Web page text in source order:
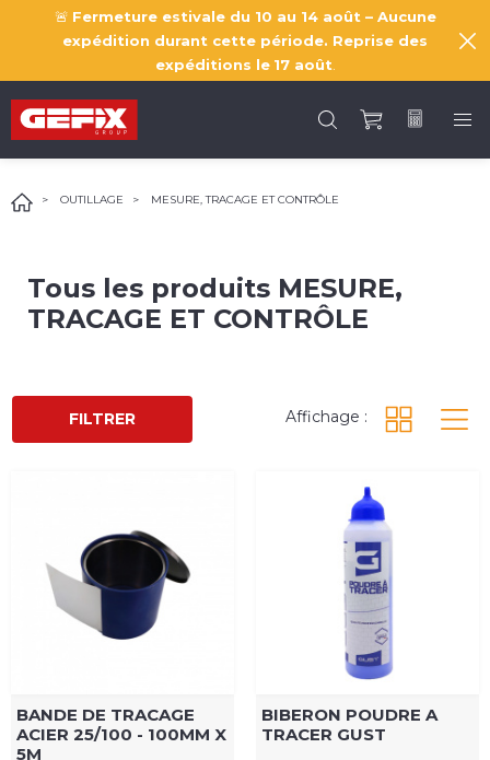
🚨 Fermeture estivale du 10 au 14 août – Aucune
expédition durant cette période. Reprise des
expéditions le 17 août
OUTILLAGE MESURE, TRACAGE ET CONTRÔLE
Tous les produits MESURE,
TRACAGE ET CONTRÔLE
FILTRER Affichage :
BANDE DE TRACAGE
ACIER 25/100 - 100MM X
5M
BIBERON POUDRE A
TRACER GUST